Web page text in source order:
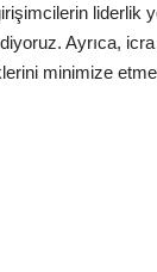
Ayrıca,
minimize